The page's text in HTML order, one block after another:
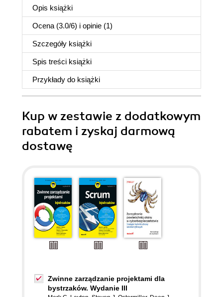
Opis książki
Ocena (3.0/6) i opinie (1)
Szczegóły książki
Spis treści książki
Przykłady do książki
Kup w zestawie z dodatkowym
rabatem i zyskaj darmową
dostawę
Zwinne zarządzanie projektami dla
bystrzaków. Wydanie III